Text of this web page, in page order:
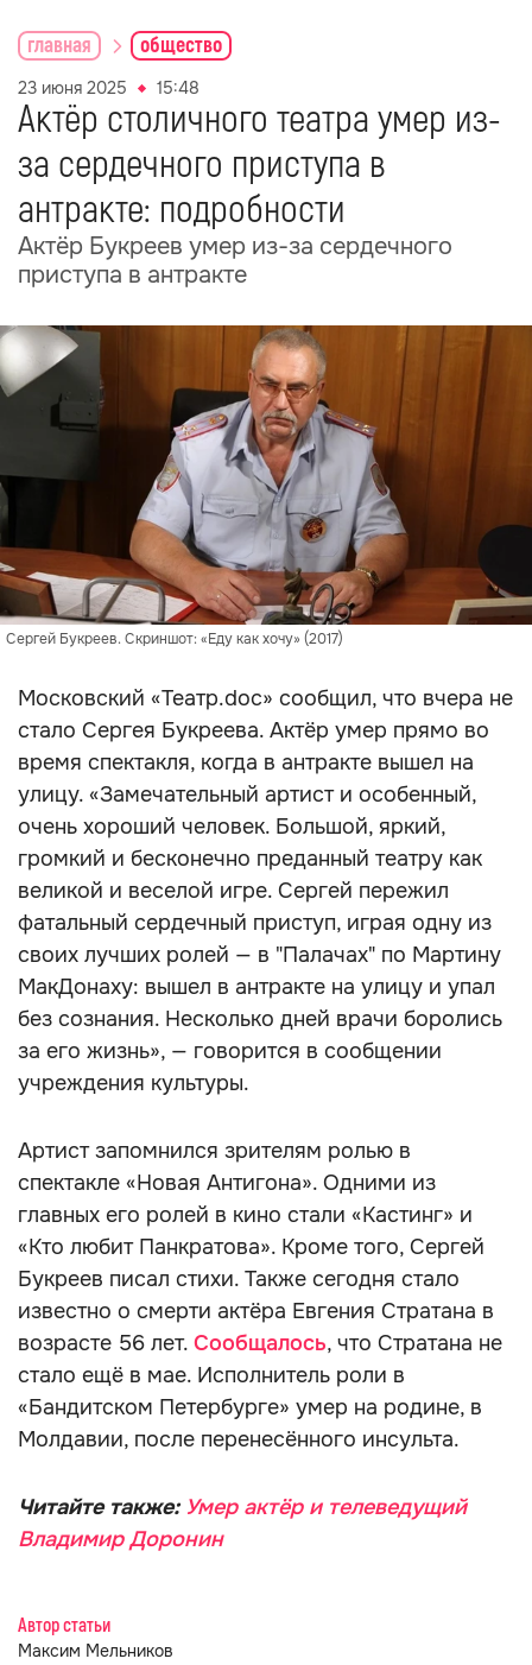
главная общество
23 июня 2025 15:48
Актёр столичного театра умер из-
за сердечного приступа в
антракте: подробности
Актёр Букреев умер из-за сердечного
приступа в антракте
Сергей Букреев. Скриншот: «Еду как хочу» (2017)
Московский «Театр.doc» сообщил, что вчера не
стало Сергея Букреева. Актёр умер прямо во
время спектакля, когда в антракте вышел на
улицу. «Замечательный артист и особенный,
очень хороший человек. Большой, яркий,
громкий и бесконечно преданный театру как
великой и веселой игре. Сергей пережил
фатальный сердечный приступ, играя одну из
своих лучших ролей — в "Палачах" по Мартину
МакДонаху: вышел в антракте на улицу и упал
без сознания. Несколько дней врачи боролись
за его жизнь», — говорится в сообщении
учреждения культуры.
Артист запомнился зрителям ролью в
спектакле «Новая Антигона». Одними из
главных его ролей в кино стали «Кастинг» и
«Кто любит Панкратова». Кроме того, Сергей
Букреев писал стихи. Также сегодня стало
известно о смерти актёра Евгения Стратана в
возрасте 56 лет. Сообщалось, что Стратана не
стало ещё в мае. Исполнитель роли в
«Бандитском Петербурге» умер на родине, в
Молдавии, после перенесённого инсульта.
Читайте также: Умер актёр и телеведущий
Владимир Доронин
Автор статьи
Максим Мельников